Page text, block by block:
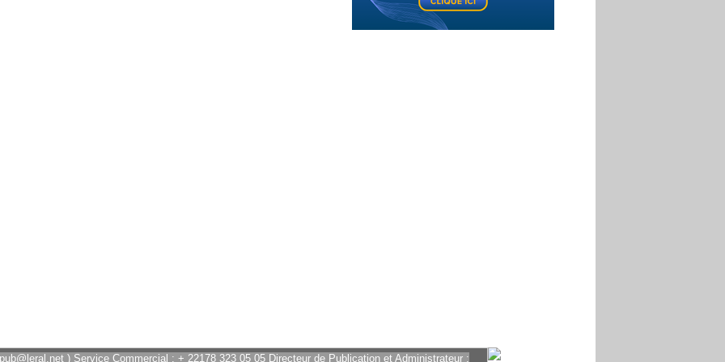
) Service Commercial : + 22178 323 05 05 Directeur de Publication et Administrateur :